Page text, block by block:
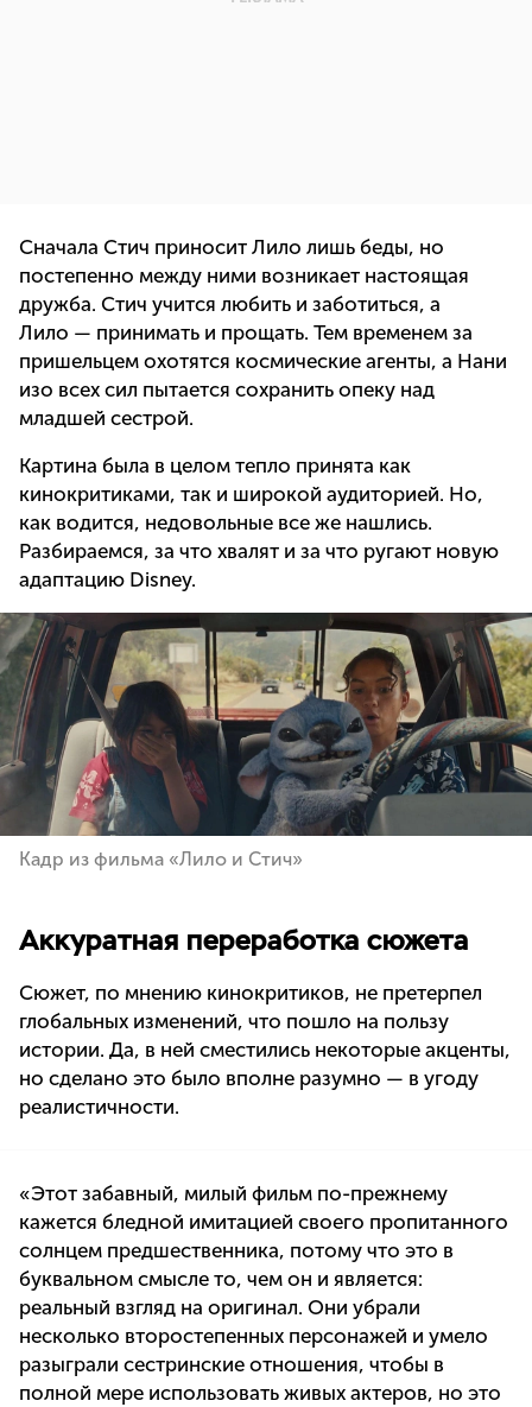
Сначала Стич приносит Лило лишь беды, но
постепенно между ними возникает настоящая
дружба. Стич учится любить и заботиться, а
Лило — принимать и прощать. Тем временем за
пришельцем охотятся космические агенты, а Нани
изо всех сил пытается сохранить опеку над
младшей сестрой.
Картина была в целом тепло принята как
кинокритиками, так и широкой аудиторией. Но,
как водится, недовольные все же нашлись.
Разбираемся, за что хвалят и за что ругают новую
адаптацию Disney.
Кадр из фильма «Лило и Стич»
Аккуратная переработка сюжета
Сюжет, по мнению кинокритиков, не претерпел
глобальных изменений, что пошло на пользу
истории. Да, в ней сместились некоторые акценты,
но сделано это было вполне разумно — в угоду
реалистичности.
«Этот забавный, милый фильм по-прежнему
кажется бледной имитацией своего пропитанного
солнцем предшественника, потому что это в
буквальном смысле то, чем он и является:
реальный взгляд на оригинал. Они убрали
несколько второстепенных персонажей и умело
разыграли сестринские отношения, чтобы в
полной мере использовать живых актеров, но это